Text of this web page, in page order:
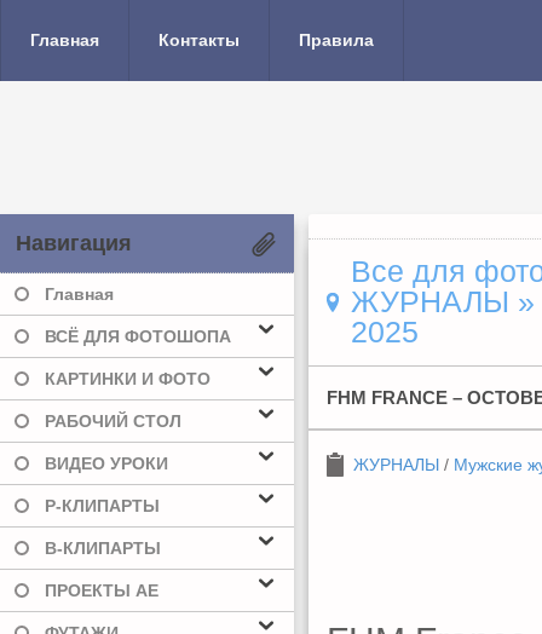
Главная Контакты Правила
Навигация
Главная
ВСЁ ДЛЯ ФОТОШОПА
КАРТИНКИ И ФОТО
РАБОЧИЙ СТОЛ
ВИДЕО УРОКИ
Р-КЛИПАРТЫ
В-КЛИПАРТЫ
ПРОЕКТЫ AE
Все для
ЖУРНАЛЫ »
2025
FHM FRANCE –
ЖУРНАЛЫ / Мужские